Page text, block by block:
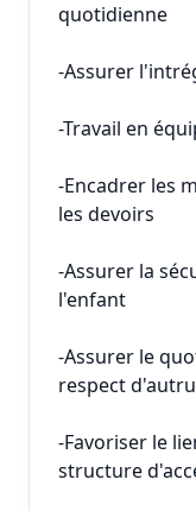
quotidienne
-Assurer
-Travail en
-Encadrer les
les devoirs
-Assurer la
l'enfant
-Assurer le
respect
-Favoriser le
structure